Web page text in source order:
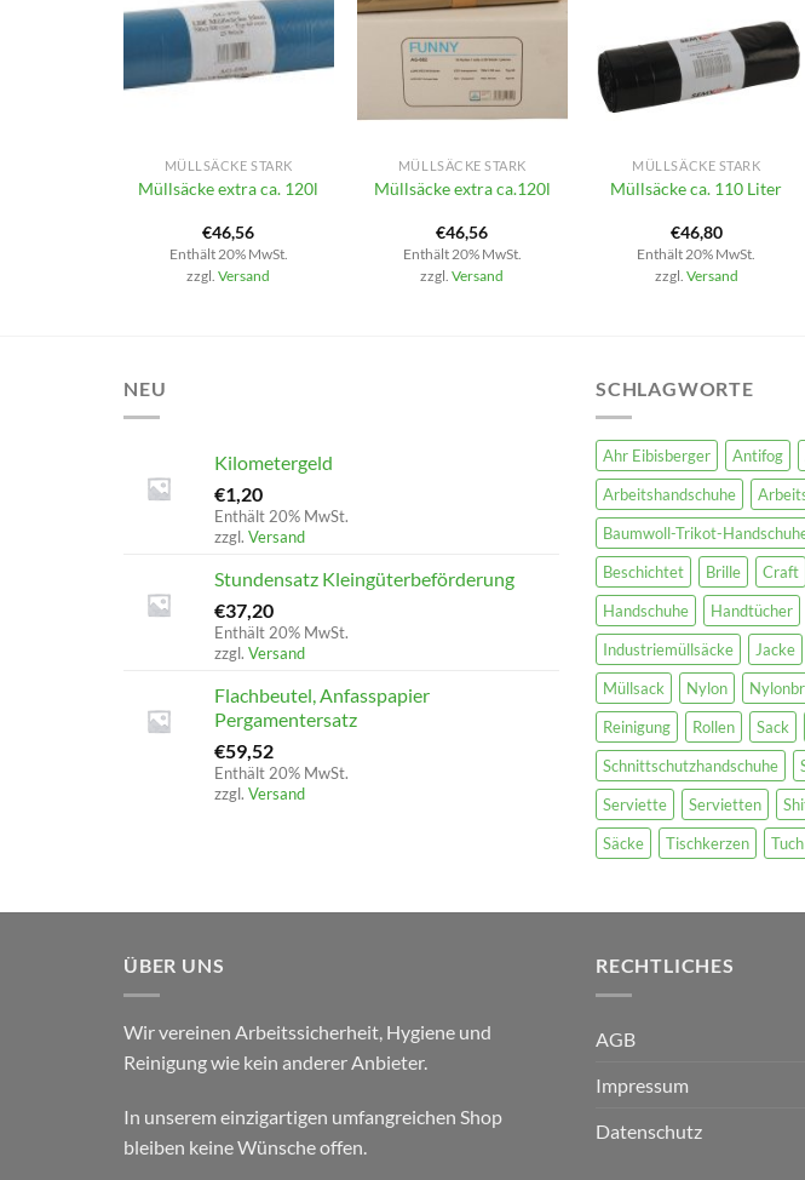
MÜLLSÄCKE STARK
Müllsäcke extra ca. 120l
€46,56
Enthält 20% MwSt.
zzgl.Versand
+
MÜLLSÄCKE STARK
Müllsäcke extra ca.120l
€46,56
Enthält 20% MwSt.
zzgl.Versand
MÜLLSÄCKE STARK
Müllsäcke ca. 110 Liter
€46,80
Enthält 20% MwSt.
zzgl. Versand
NEU
Kilometergeld
€1,20
Enthält 20% MwSt.
zzgl. Versand
Stundensatz Kleingüterbeförderung
€37,20
Enthält 20% MwSt.
zzgl. Versand
Flachbeutel, Anfasspapier
Pergamentersatz
€59,52
Enthält 20% MwSt.
zzgl. Versand
SCHLAGWORTE
Ahr Eibisberger Antifog
Arbeitshandschuhe
Baumwoll-Trikot-
Beschichtet
Brille Craft
Handschuhe
Handtücher
Industriemüllsäcke
Jacke
Müllsack
Nylon
Reinigung
Rollen Sack
Schnittschutzhandschuhe
Serviette
Servietten
Säcke
Tischkerzen Tuch
ÜBER UNS
Wir vereinen Arbeitssicherheit, Hygiene und
Reinigung wie kein anderer Anbieter.
In unserem einzigartigen umfangreichen Shop
bleiben keine Wünsche offen.
RECHTLICHES
AGB
Impressum
Datenschutz